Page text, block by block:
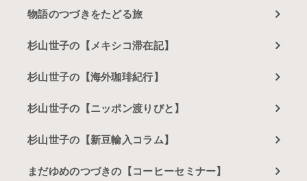
物語のつづきをたどる旅
杉山世子の【メキシコ滞在記】
杉山世子の【海外珈琲紀行】
杉山世子の【ニッポン渡りびと】
杉山世子の【新豆輸入コラム】
まだゆめのつづきの【コーヒーセミナー】